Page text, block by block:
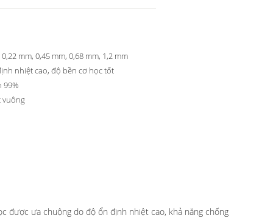
mm, 0,45 mm, 0,68 mm, 1,2 mm
nhiệt cao, độ bền cơ học tốt
99%
vuông
được ưa chuộng do độ ổn định nhiệt cao, khả năng chống